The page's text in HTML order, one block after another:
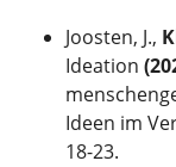
Joosten, J.,
Ideation
Ideen im
18-23.